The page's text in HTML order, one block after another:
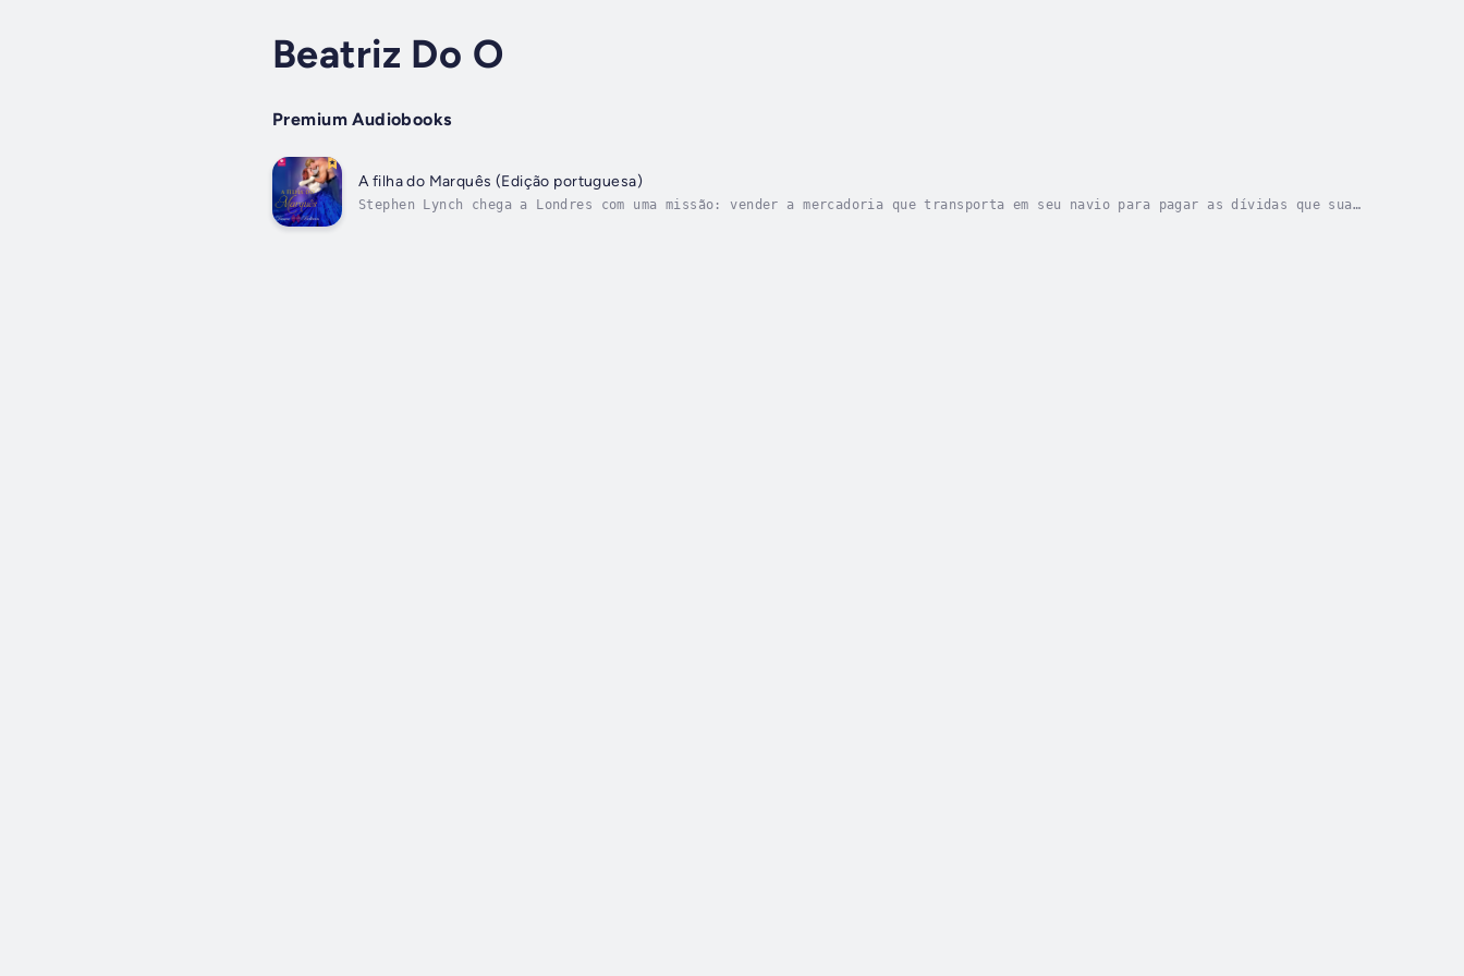
Beatriz Do O
Premium Audiobooks
A filha do Marquês (Edição portuguesa)
Stephen Lynch chega a Londres com uma missão: vender a mercadoria que transporta em seu navio para pagar as dívidas que sua